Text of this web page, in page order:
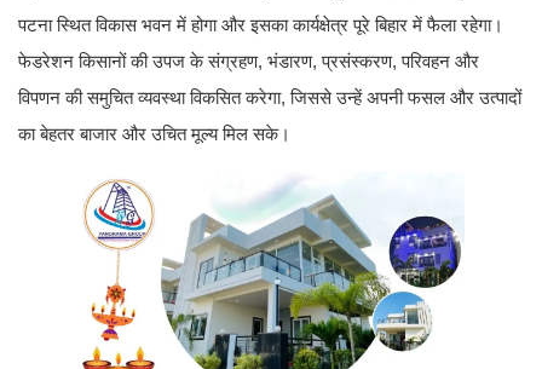
पटना स्थित विकास भवन में होगा और इसका कार्यक्षेत्र पूरे बिहार में फैला रहेगा।
फेडरेशन किसानों की उपज के संग्रहण, भंडारण, प्रसंस्करण, परिवहन और
विपणन की समुचित व्यवस्था विकसित करेगा, जिससे उन्हें अपनी फसल और उत्पादों
का बेहतर बाजार और उचित मूल्य मिल सके।